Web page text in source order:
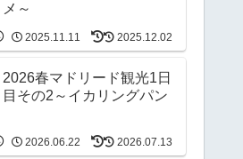
メ～
2025.11.11 2025.12.02
2026春マドリード観光1日
目その2～イカリングパン
2026.06.22 2026.07.13